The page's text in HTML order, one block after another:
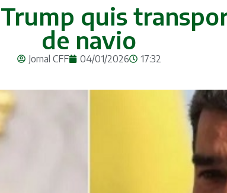
quis
de navio
Jornal CFF 04/01/2026 17:32